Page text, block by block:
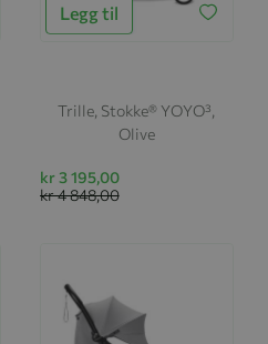
Legg til
Trille, Stokke® YOYO³,
Olive
kr 3 195,00
kr 4 848,00